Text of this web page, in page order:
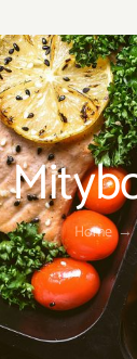
Home →